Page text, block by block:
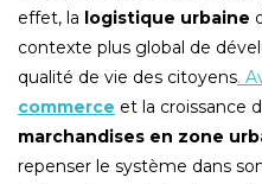
effet, la logistique urbaine
contexte plus global de
qualité de vie des citoyens.
commerce et la croissance
marchandises en zone
repenser le système dans